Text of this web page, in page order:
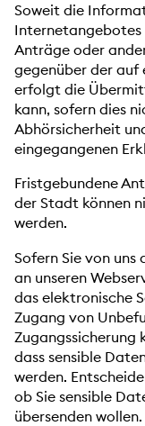
Soweit die
Anträge oder
gegenüber der auf
erfolgt die
kann, sofern dies
Abhörsicherheit
eingegangenen
Fristgebundene
der Stadt können
werden.
Sofern Sie von
an unseren
das elektronische
Zugang von
Zugangssicherung
dass sensible
werden.
ob Sie sensible
übersenden wollen.